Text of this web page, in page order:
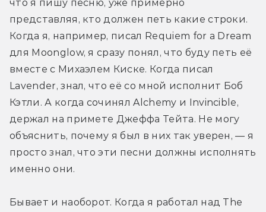
что я пишу песню, уже примерно
представляя, кто должен петь какие строки.
Когда я, например, писал Requiem for a Dream
для Moonglow, я сразу понял, что буду петь её
вместе с Михаэлем Киске. Когда писал
Lavender, знал, что её со мной исполнит Боб
Кэтли. А когда сочинял Alchemy и Invincible,
держал на примете Джеффа Тейта. Не могу
объяснить, почему я был в них так уверен, — я
просто знал, что эти песни должны исполнять
именно они.
Бывает и наоборот. Когда я работал над The